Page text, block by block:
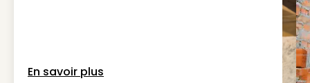
En savoir plus